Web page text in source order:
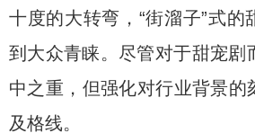
十度的大转弯，“街溜子”式的
到大众青睐。尽管对于甜宠剧
中之重，但强化对行业背景的
及格线。